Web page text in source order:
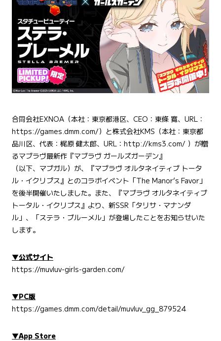
合同会社EXNOA（本社：東京都港区、CEO：東條 寛、URL：
https://games.dmm.com/）と株式会社KMS（本社：東京都
品川区、代表：梶原 健太郎、URL：http://kms3.com/ ）が贈
るマブラヴ最新作『マブラヴ ガールズガーデン』
（以下、マブガル）が、『マブラヴ オルタネイティブ トータ
ル・イクリプス』とのコラボイベント「The Manor’s Favor」
を後半開催いたしました。また、『マブラヴ オルタネイティブ
トータル・イクリプス』より、新SSR「​​タリサ・マナンダ
ル」、「ステラ・ブルーメル」が登場したことをお知らせいた
します。
▼公式サイト
https://muvluv-girls-garden.com/
▼PC版
https://games.dmm.com/detail/muvluv_gg_879524
▼App Store